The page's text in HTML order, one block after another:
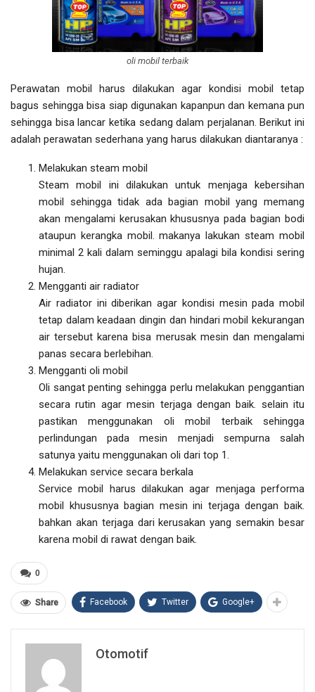
oli mobil terbaik
Perawatan mobil harus dilakukan agar kondisi mobil tetap
bagus sehingga bisa siap digunakan kapanpun dan kemana pun
sehingga bisa lancar ketika sedang dalam perjalanan. Berikut ini
adalah perawatan sederhana yang harus dilakukan diantaranya :
Melakukan steam mobil
Steam mobil ini dilakukan untuk menjaga kebersihan
mobil sehingga tidak ada bagian mobil yang memang
akan mengalami kerusakan khususnya pada bagian bodi
ataupun kerangka mobil. makanya lakukan steam mobil
minimal 2 kali dalam seminggu apalagi bila kondisi sering
hujan.
Mengganti air radiator
Air radiator ini diberikan agar kondisi mesin pada mobil
tetap dalam keadaan dingin dan hindari mobil kekurangan
air tersebut karena bisa merusak mesin dan mengalami
panas secara berlebihan.
Mengganti oli mobil
Oli sangat penting sehingga perlu melakukan penggantian
secara rutin agar mesin terjaga dengan baik. selain itu
pastikan menggunakan oli mobil terbaiksehingga
perlindungan pada mesin menjadi sempurna salah
satunya yaitu menggunakan oli dari top 1.
Melakukan service secara berkala
Service mobil harus dilakukan agar menjaga performa
mobil khususnya bagian mesin ini terjaga dengan baik.
bahkan akan terjaga dari kerusakan yang semakin besar
karena mobil di rawat dengan baik.
0
Share Facebook Twitter Google+
Otomotif